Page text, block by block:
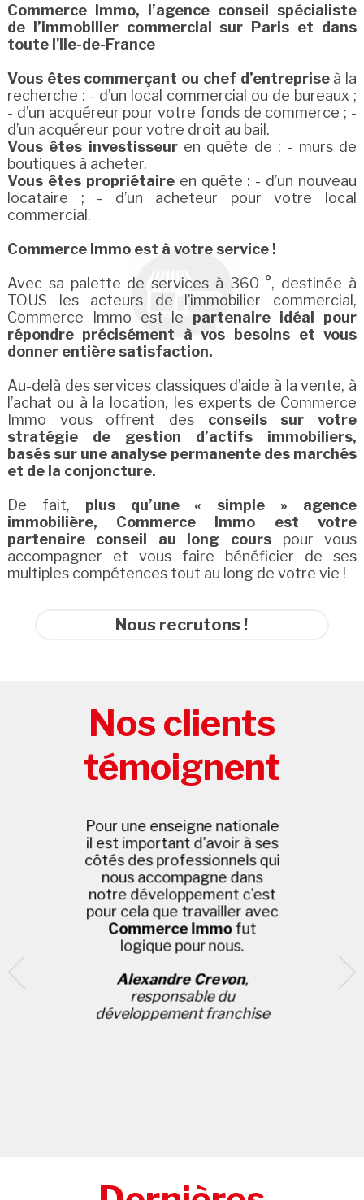
Commerce Immo, l’agence conseil spécialiste
de l’immobilier commercial sur Paris et dans
toute l'Ile-de-France
Vous êtes commerçant ou chef d’entrepriseà la
recherche : - d’un local commercial ou de bureaux ;
- d’un acquéreur pour votre fonds de commerce ; -
d’un acquéreur pour votre droit au bail.
Vous êtes investisseuren quête de : - murs de
boutiques à acheter.
Vous êtes propriétaireen quête : - d’un nouveau
locataire ; - d’un acheteur pour votre local
commercial.
Commerce Immo est à votre service !
Avec sa palette de services à 360 °, destinée à
TOUS les acteurs de l’immobilier commercial,
Commerce Immo est le partenaire idéal pour
répondre précisément à vos besoins et vous
donner entière satisfaction.
Au-delà des services classiques d’aide à la vente, à
l’achat ou à la location, les experts de Commerce
Immo vous offrent des conseils sur votre
stratégie de gestion d’actifs immobiliers,
basés sur une analyse permanente des marchés
et de la conjoncture.
De fait, plus qu’une « simple » agence
immobilière, Commerce Immo est votre
partenaire conseil au long cours pour vous
accompagner et vous faire bénéficier de ses
multiples compétences tout au long de votre vie !
Nous recrutons !
Nos clients
témoignent
Les experts deCommerce
Immoont géré de manière
vraiment PRO cette
transaction qui a pu se
conclure très rapidement,
grâce un dossier de
présentation complet et
clair, visite et signature chez
journée, chapeau !
Jean-Michel Presotto,